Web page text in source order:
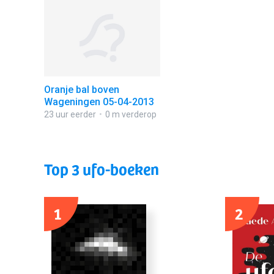
Oranje bal boven
Wageningen 05-04-2013
23 uur eerder 0 m verderop
Top 3 ufo-boeken
1
2